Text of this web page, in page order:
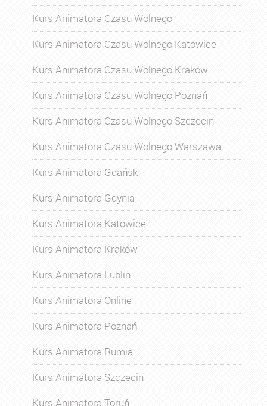
Kurs Animatora Czasu Wolnego
Kurs Animatora Czasu Wolnego Katowice
Kurs Animatora Czasu Wolnego Kraków
Kurs Animatora Czasu Wolnego Poznań
Kurs Animatora Czasu Wolnego Szczecin
Kurs Animatora Czasu Wolnego Warszawa
Kurs Animatora Gdańsk
Kurs Animatora Gdynia
Kurs Animatora Katowice
Kurs Animatora Kraków
Kurs Animatora Lublin
Kurs Animatora Online
Kurs Animatora Poznań
Kurs Animatora Rumia
Kurs Animatora Szczecin
Kurs Animatora Toruń